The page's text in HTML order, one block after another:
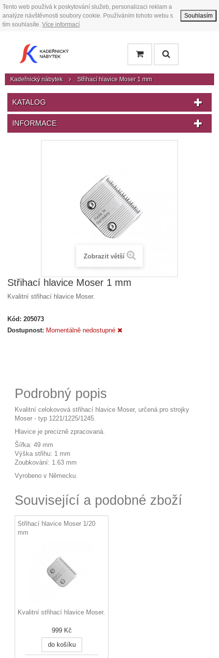
Tento web používá k poskytování služeb, personalizaci reklam a
analýze návštěvnosti soubory cookie. Používáním tohoto webu s
tím souhlasíte. Více informací
Souhlasím
Kadeřnický nábytek Střihací hlavice Moser 1 mm
KATALOG
INFORMACE
Zobrazit větší
Střihací hlavice Moser 1 mm
Kvalitní střihací hlavice Moser.
Kód: 205073
Dostupnost: Momentálně nedostupné
Podrobný popis
Kvalitní celokovová střihací hlavice Moser, určená pro strojky
Moser - typ 1221/1225/1245.
Hlavice je precizně zpracovaná.
Šířka: 49 mm
Výška střihu: 1 mm
Zoubkování: 1.63 mm
Vyrobeno v Německu.
Související a podobné zboží
Střihací hlavice Moser 1/20
mm
Kvalitní střihací hlavice Moser.
999 Kč
do košíku